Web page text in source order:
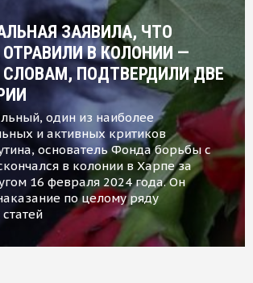
ЗАЯВИЛА, ЧТО
В КОЛОНИИ —
СЛОВАМ, ПОДТВЕРДИЛИ ДВЕ
один из наиболее
и активных критиков
основатель Фонда борьбы с
в колонии в Харпе за
16 февраля 2024 года. Он
по целому ряду